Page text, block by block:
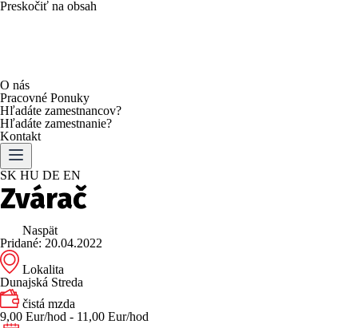
Preskočiť na obsah
O nás
Pracovné Ponuky
Hľadáte zamestnancov?
Hľadáte zamestnanie?
Kontakt
SK HU DE EN
Zvárač
Naspät
Pridané: 20.04.2022
Lokalita
Dunajská Streda
čistá mzda
9,00 Eur/hod - 11,00 Eur/hod